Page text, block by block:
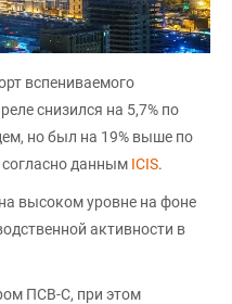
вспениваемого
снизился на 5,7% по
но был на 19% выше по
данным ICIS.
высоком уровне на фоне
активности в
ПСВ-С, при этом